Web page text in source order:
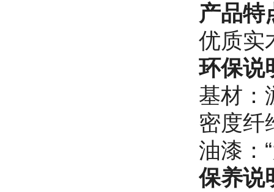
产品特
优质实
环保说
基材：
密度纤
油漆：
保养说